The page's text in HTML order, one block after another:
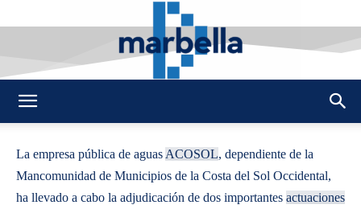
La empresa pública de aguas ACOSOL, dependiente de la
Mancomunidad de Municipios de la Costa del Sol Occidental,
ha llevado a cabo la adjudicación de dos importantes actuaciones